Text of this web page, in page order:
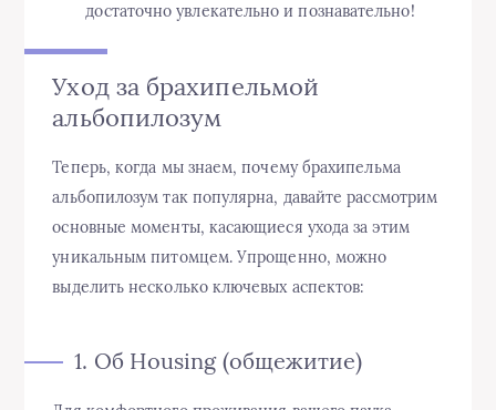
достаточно увлекательно и познавательно!
Уход за брахипельмой
альбопилозум
Теперь, когда мы знаем, почему брахипельма
альбопилозум так популярна, давайте рассмотрим
основные моменты, касающиеся ухода за этим
уникальным питомцем. Упрощенно, можно
выделить несколько ключевых аспектов:
1. Об Housing (общежитие)